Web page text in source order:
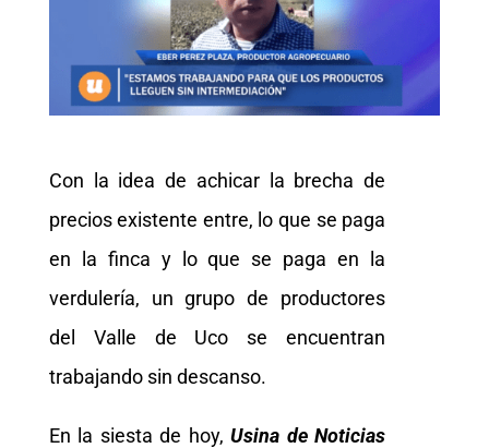
Con la idea de achicar la brecha de
precios existente entre, lo que se paga
en la finca y lo que se paga en la
verdulería, un grupo de productores
del Valle de Uco se encuentran
trabajando sin descanso.
En la siesta de hoy,Usina de Noticias